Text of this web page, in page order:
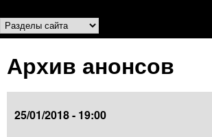
Разделы сайта
Архив анонсов
25/01/2018 - 19:00